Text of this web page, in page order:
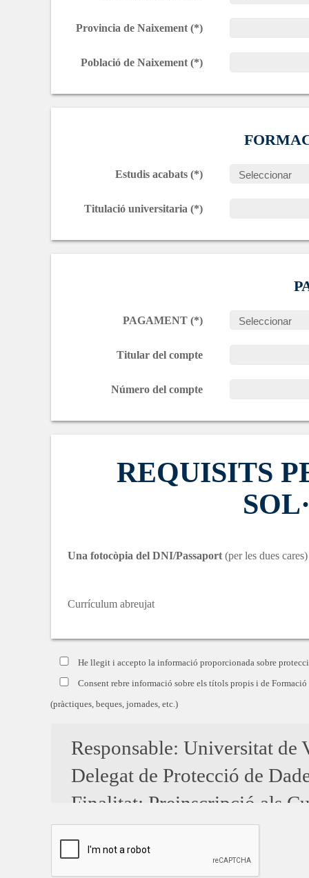
Provincia de Naixement (*)
Població de Naixement (*)
Estudis acabats (*)
Titulació universitaria (*)
PAGAMENT (*)
Titular del compte
Número del compte
REQUISITS
Una fotocòpia del DNI/Passaport (per les dues
Currículum abreujat
He llegit i accepto la informació proporcionada sobre
Consent rebre informació sobre els títols propis i de
(pràctiques, beques, jornades, etc.)
Responsable: Universitat
Delegat de Protecció de
Finalitat: Preinscripció als
Enviar informació rellevant
S'obtenen perfils a fi de